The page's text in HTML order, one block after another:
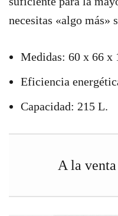
necesitas «algo más»
Medidas: 60 x 66 x
Eficiencia
Capacidad: 215 L.
A la